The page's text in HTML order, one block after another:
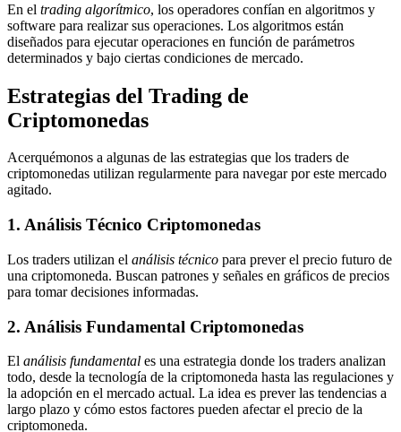
En el trading algorítmico, los operadores confían en algoritmos y
software para realizar sus operaciones. Los algoritmos están
diseñados para ejecutar operaciones en función de parámetros
determinados y bajo ciertas condiciones de mercado.
Estrategias del Trading de
Criptomonedas
Acerquémonos a algunas de las estrategias que los traders de
criptomonedas utilizan regularmente para navegar por este mercado
agitado.
1. Análisis Técnico Criptomonedas
Los traders utilizan el análisis técnico para prever el precio futuro de
una criptomoneda. Buscan patrones y señales en gráficos de precios
para tomar decisiones informadas.
2. Análisis Fundamental Criptomonedas
El análisis fundamental es una estrategia donde los traders analizan
todo, desde la tecnología de la criptomoneda hasta las regulaciones y
la adopción en el mercado actual. La idea es prever las tendencias a
largo plazo y cómo estos factores pueden afectar el precio de la
criptomoneda.